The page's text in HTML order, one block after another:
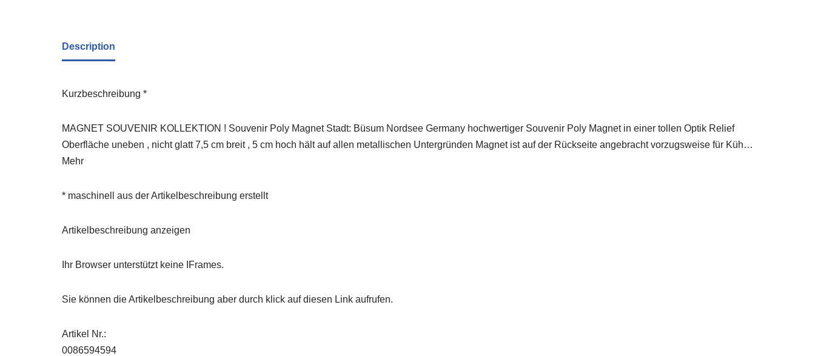
Description
Kurzbeschreibung *
MAGNET SOUVENIR KOLLEKTION ! Souvenir Poly Magnet Stadt: Büsum Nordsee Germany hochwertiger Souvenir Poly Magnet in einer tollen Optik Relief
Oberfläche uneben , nicht glatt 7,5 cm breit , 5 cm hoch hält auf allen metallischen Untergründen Magnet ist auf der Rückseite angebracht vorzugsweise für Küh…
Mehr
* maschinell aus der Artikelbeschreibung erstellt
Artikelbeschreibung anzeigen
Ihr Browser unterstützt keine IFrames.
Sie können die Artikelbeschreibung aber durch klick auf diesen Link aufrufen.
Artikel Nr.:
0086594594